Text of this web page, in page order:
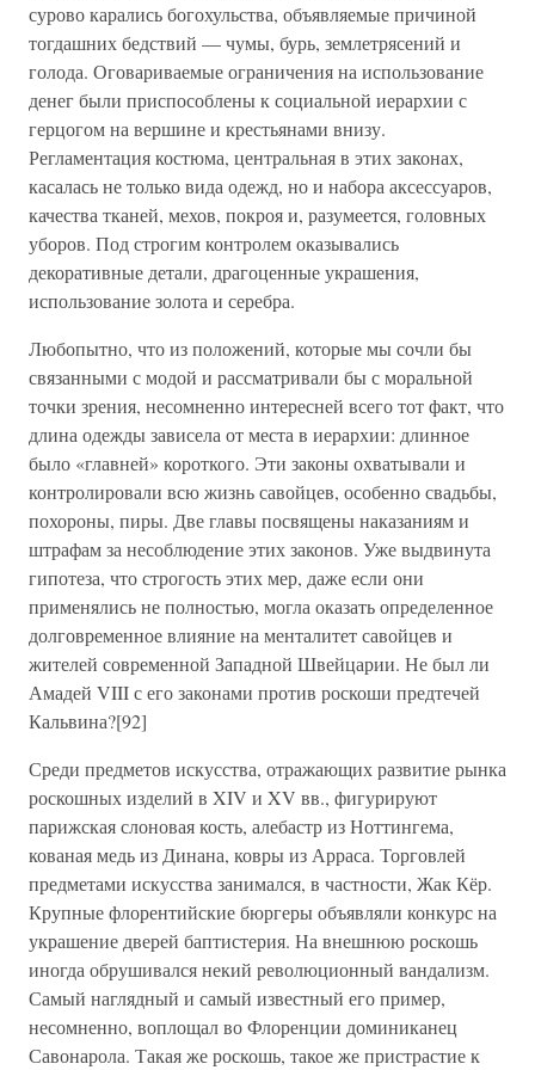
сурово карались богохульства, объявляемые причиной
тогдашних бедствий — чумы, бурь, землетрясений и
голода. Оговариваемые ограничения на использование
денег были приспособлены к социальной иерархии с
герцогом на вершине и крестьянами внизу.
Регламентация костюма, центральная в этих законах,
касалась не только вида одежд, но и набора аксессуаров,
качества тканей, мехов, покроя и, разумеется, головных
уборов. Под строгим контролем оказывались
декоративные детали, драгоценные украшения,
использование золота и серебра.
Любопытно, что из положений, которые мы сочли бы
связанными с модой и рассматривали бы с моральной
точки зрения, несомненно интересней всего тот факт, что
длина одежды зависела от места в иерархии: длинное
было «главней» короткого. Эти законы охватывали и
контролировали всю жизнь савойцев, особенно свадьбы,
похороны, пиры. Две главы посвящены наказаниям и
штрафам за несоблюдение этих законов. Уже выдвинута
гипотеза, что строгость этих мер, даже если они
применялись не полностью, могла оказать определенное
долговременное влияние на менталитет савойцев и
жителей современной Западной Швейцарии. Не был ли
Амадей VIII с его законами против роскоши предтечей
Кальвина?[92]
Среди предметов искусства, отражающих развитие рынка
роскошных изделий в XIV и XV вв., фигурируют
парижская слоновая кость, алебастр из Ноттингема,
кованая медь из Динана, ковры из Арраса. Торговлей
предметами искусства занимался, в частности, Жак Кёр.
Крупные флорентийские бюргеры объявляли конкурс на
украшение дверей баптистерия. На внешнюю роскошь
иногда обрушивался некий революционный вандализм.
Самый наглядный и самый известный его пример,
несомненно, воплощал во Флоренции доминиканец
Савонарола. Такая же роскошь, такое же пристрастие к